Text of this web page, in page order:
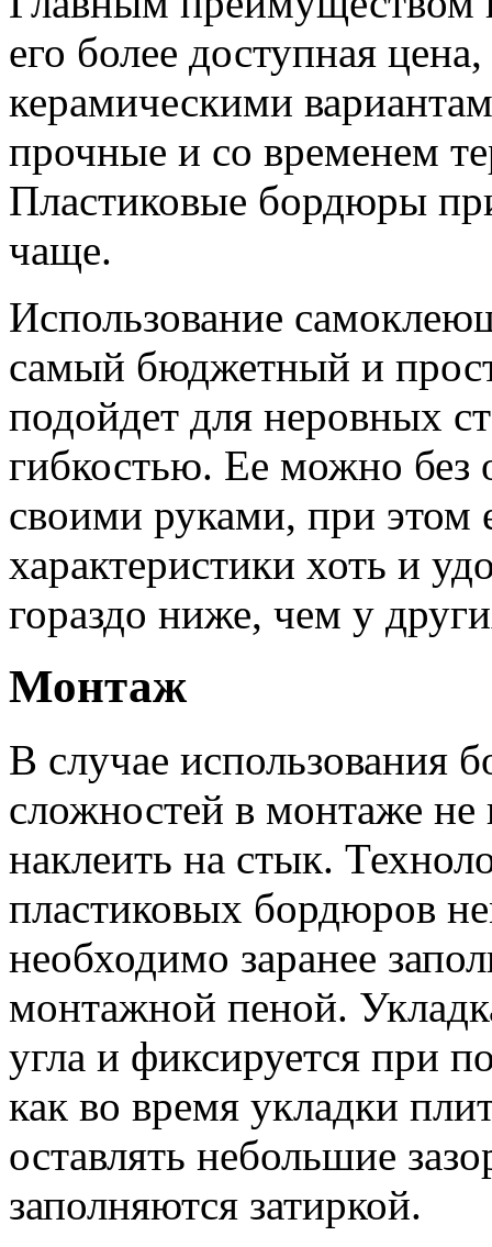
его более доступная
керамическими
прочные и со временем
Пластиковые бордюры
чаще.
Использование
самый бюджетный и
подойдет для неровных
гибкостью. Ее можно без
своими руками, при этом
характеристики хоть и
гораздо ниже, чем у
Монтаж
В случае использования
сложностей в монтаже не
наклеить на стык.
пластиковых бордюров
необходимо заранее
монтажной пеной.
угла и фиксируется при
как во время укладки
оставлять небольшие
заполняются затиркой.